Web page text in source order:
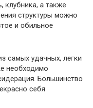
клубника, а также
структуры можно
и обильное
самых удачных, легки
необходимо
Большинство
себя